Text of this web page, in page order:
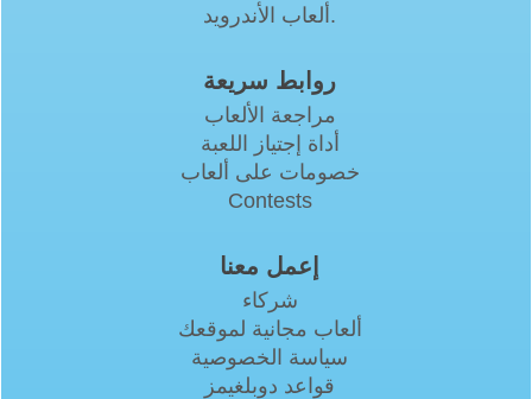
ألعاب الأندرويد.
روابط سريعة
مراجعة الألعاب
أداة إجتياز اللعبة
خصومات على ألعاب
Contests
إعمل معنا
شركاء
ألعاب مجانية لموقعك
سياسة الخصوصية
قواعد دوبلغيمز